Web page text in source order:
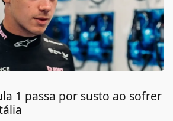
1 passa por susto ao sofrer